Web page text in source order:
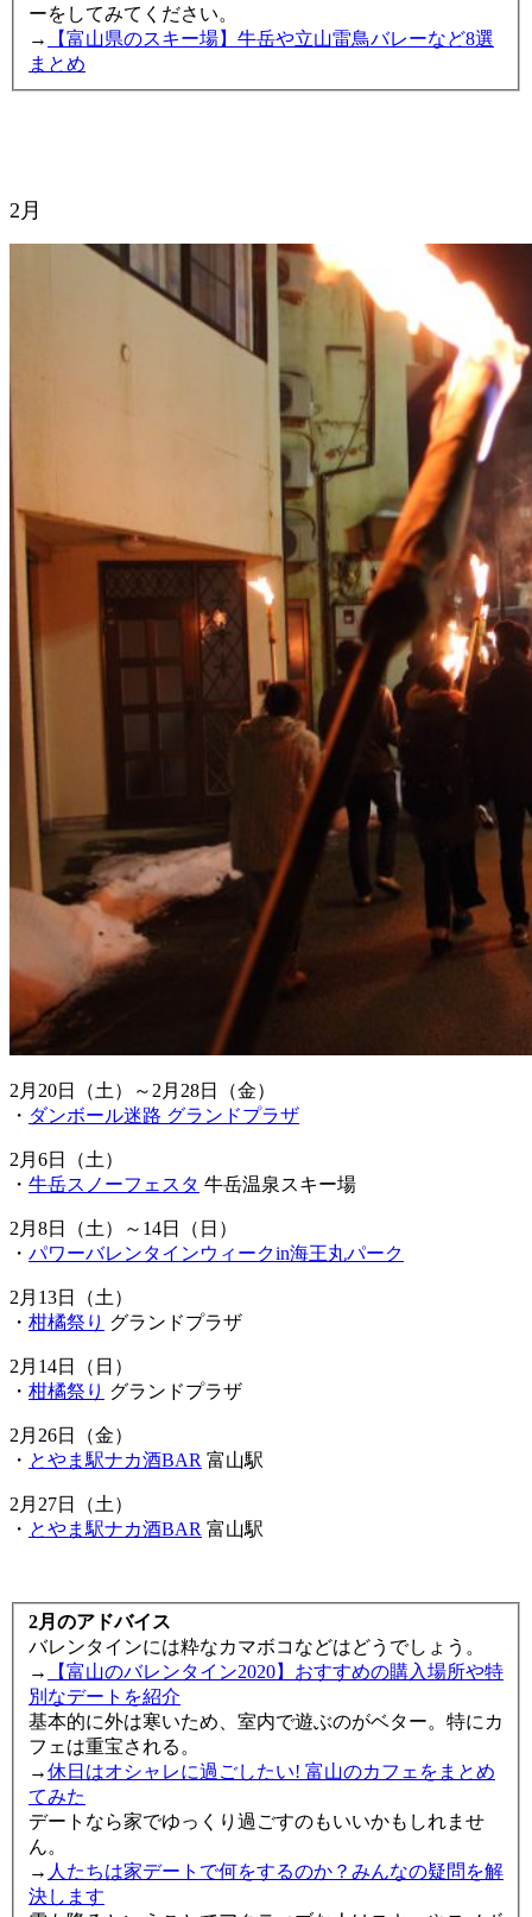
ーをしてみてください。
→
【富山県のスキー場】牛岳や立山雷鳥バレーなど8選
まとめ
2月
2月20日（土）～2月28日（金）
・ ダンボール迷路 グランドプラザ
2月6日（土）
・ 牛岳スノーフェスタ 牛岳温泉スキー場
2月8日（土）～14日（日）
・ パワーバレンタインウィークin海王丸パーク
2月13日（土）
・ 柑橘祭り グランドプラザ
2月14日（日）
・ 柑橘祭り グランドプラザ
2月26日（金）
・ とやま駅ナカ酒BAR 富山駅
2月27日（土）
・ とやま駅ナカ酒BAR 富山駅
2月のアドバイス
バレンタインには粋なカマボコなどはどうでしょう。
→
【富山のバレンタイン2020】おすすめの購入場所や特
別なデートを紹介
基本的に外は寒いため、室内で遊ぶのがベター。特にカ
フェは重宝される。
→休日はオシャレに過ごしたい! 富山のカフェをまとめ
てみた
デートなら家でゆっくり過ごすのもいいかもしれませ
ん。
→ 人たちは家デートで何をするのか？みんなの疑問を解
決します